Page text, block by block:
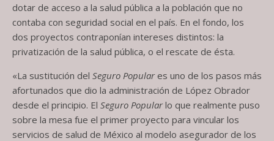
dotar de acceso a la salud pública a la población que no
contaba con seguridad social en el país. En el fondo, los
dos proyectos contraponían intereses distintos: la
privatización de la salud pública, o el rescate de ésta.
«La sustitución del Seguro Populares uno de los pasos más
afortunados que dio la administración de López Obrador
desde el principio. El Seguro Popularlo que realmente puso
sobre la mesa fue el primer proyecto para vincular los
servicios de salud de México al modelo asegurador de los